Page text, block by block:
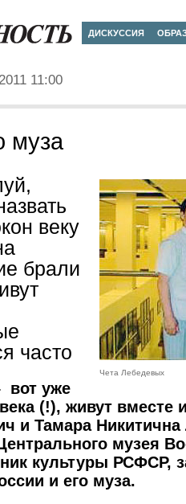
ДИСКУССИЯ
11:00
муза
Чета Лебедевых
веку
брали
часто
вот уже
(!), живут вместе
и Тамара
музея
культуры РСФСР,
и его муза.